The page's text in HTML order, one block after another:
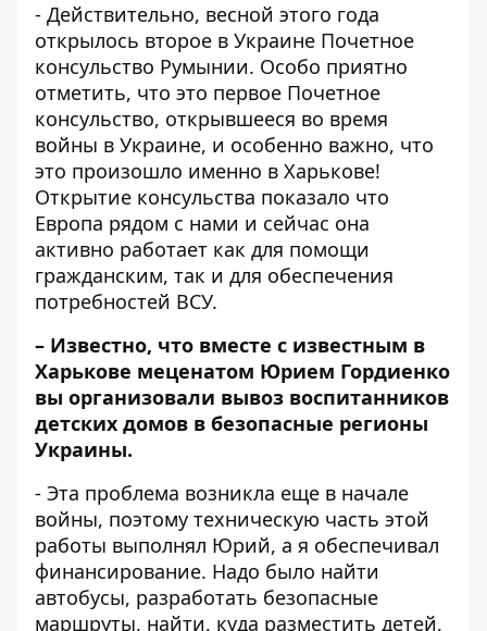
- Действительно, весной этого года
открылось второе в Украине Почетное
консульство Румынии. Особо приятно
отметить, что это первое Почетное
консульство, открывшееся во время
войны в Украине, и особенно важно, что
это произошло именно в Харькове!
Открытие консульства показало что
Европа рядом с нами и сейчас она
активно работает как для помощи
гражданским, так и для обеспечения
потребностей ВСУ.
– Известно, что вместе с известным в
Харькове меценатом Юрием Гордиенко
вы организовали вывоз воспитанников
детских домов в безопасные регионы
Украины.
- Эта проблема возникла еще в начале
войны, поэтому техническую часть этой
работы выполнял Юрий, а я обеспечивал
финансирование. Надо было найти
автобусы, разработать безопасные
маршруты, найти, куда разместить детей,